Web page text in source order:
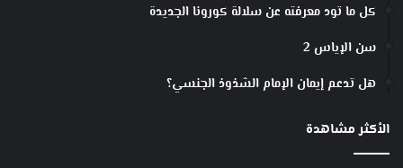
كل ما تود معرفته عن سلالة كورونا الجديدة
سن الإياس 2
هل تدعم إيمان الإمام الشذوذ الجنسي؟
الأكثر مشاهدة